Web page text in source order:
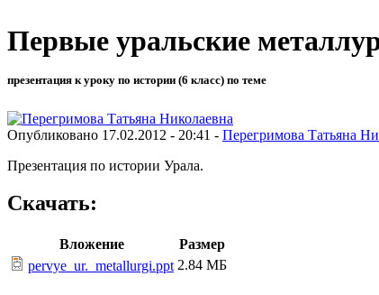
Первые уральские
презентация к уроку по истории (6 класс) по теме
Опубликовано 17.02.2012 - 20:41 - Перегримова Татьяна
Презентация по истории Урала.
Скачать:
Вложение
Размер
pervye_ur._metallurgi.ppt 2.84 МБ